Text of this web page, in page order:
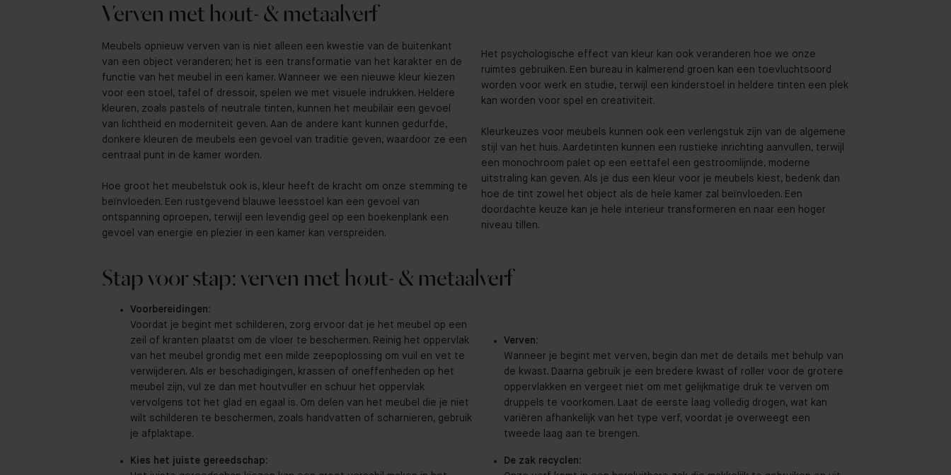
Verven met hout- & metaalverf
Meubels opnieuw verven van is niet alleen een kwestie van de buitenkant
van een object veranderen; het is een transformatie van het karakter en de
functie van het meubel in een kamer. Wanneer we een nieuwe kleur kiezen
voor een stoel, tafel of dressoir, spelen we met visuele indrukken. Heldere
kleuren, zoals pastels of neutrale tinten, kunnen het meubilair een gevoel
van lichtheid en moderniteit geven. Aan de andere kant kunnen gedurfde,
donkere kleuren de meubels een gevoel van traditie geven, waardoor ze een
centraal punt in de kamer worden.
Hoe groot het meubelstuk ook is, kleur heeft de kracht om onze stemming te
beïnvloeden. Een rustgevend blauwe leesstoel kan een gevoel van
ontspanning oproepen, terwijl een levendig geel op een boekenplank een
gevoel van energie en plezier in een kamer kan verspreiden.
Het psychologische effect van kleur kan ook veranderen hoe we onze
ruimtes gebruiken. Een bureau in kalmerend groen kan een toevluchtsoord
worden voor werk en studie, terwijl een kinderstoel in heldere tinten een plek
kan worden voor spel en creativiteit.
Kleurkeuzes voor meubels kunnen ook een verlengstuk zijn van de algemene
stijl van het huis. Aardetinten kunnen een rustieke inrichting aanvullen, terwijl
een monochroom palet op een eettafel een gestroomlijnde, moderne
uitstraling kan geven. Als je dus een kleur voor je meubels kiest, bedenk dan
hoe de tint zowel het object als de hele kamer zal beïnvloeden. Een
doordachte keuze kan je hele interieur transformeren en naar een hoger
niveau tillen.
Stap voor stap: verven met hout- & metaalverf
Voorbereidingen:
Voordat je begint met schilderen, zorg ervoor dat je het meubel op een
zeil of kranten plaatst om de vloer te beschermen. Reinig het oppervlak
van het meubel grondig met een milde zeepoplossing om vuil en vet te
verwijderen. Als er beschadigingen, krassen of oneffenheden op het
meubel zijn, vul ze dan met houtvuller en schuur het oppervlak
vervolgens tot het glad en egaal is. Om delen van het meubel die je niet
wilt schilderen te beschermen, zoals handvatten of scharnieren, gebruik
je afplaktape.
Kies het juiste gereedschap:
Verven:
Wanneer je begint met verven, begin dan met de details met behulp van
de kwast. Daarna gebruik je een bredere kwast of roller voor de grotere
oppervlakken en vergeet niet om met gelijkmatige druk te verven om
druppels te voorkomen. Laat de eerste laag volledig drogen, wat kan
variëren afhankelijk van het type verf, voordat je overweegt een
tweede laag aan te brengen.
De zak recyclen: